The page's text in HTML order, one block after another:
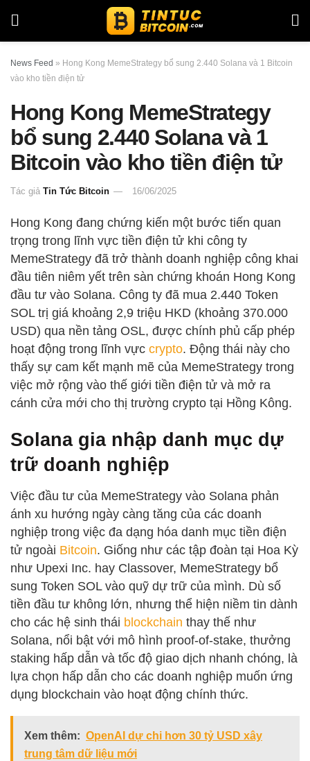
News Feed » Hong Kong MemeStrategy bổ sung 2.440 Solana và 1 Bitcoin
vào kho tiền điện tử
Hong Kong MemeStrategy
bổ sung 2.440 Solana và 1
Bitcoin vào kho tiền điện tử
Tác giả Tin Tức Bitcoin 16/06/2025
Hong Kong đang chứng kiến một bước tiến quan
trọng trong lĩnh vực tiền điện tử khi công ty
MemeStrategy đã trở thành doanh nghiệp công khai
đầu tiên niêm yết trên sàn chứng khoán Hong Kong
đầu tư vào Solana. Công ty đã mua 2.440 Token
SOL trị giá khoảng 2,9 triệu HKD (khoảng 370.000
USD) qua nền tảng OSL, được chính phủ cấp phép
hoạt động trong lĩnh vực crypto. Động thái này cho
thấy sự cam kết mạnh mẽ của MemeStrategy trong
việc mở rộng vào thế giới tiền điện tử và mở ra
cánh cửa mới cho thị trường crypto tại Hồng Kông.
Solana gia nhập danh mục dự
trữ doanh nghiệp
Việc đầu tư của MemeStrategy vào Solana phản
ánh xu hướng ngày càng tăng của các doanh
nghiệp trong việc đa dạng hóa danh mục tiền điện
tử ngoài Bitcoin. Giống như các tập đoàn tại Hoa Kỳ
như Upexi Inc. hay Classover, MemeStrategy bổ
sung Token SOL vào quỹ dự trữ của mình. Dù số
tiền đầu tư không lớn, nhưng thể hiện niềm tin dành
cho các hệ sinh thái blockchain thay thế như
Solana, nổi bật với mô hình proof-of-stake, thưởng
staking hấp dẫn và tốc độ giao dịch nhanh chóng, là
lựa chọn hấp dẫn cho các doanh nghiệp muốn ứng
dụng blockchain vào hoạt động chính thức.
Xem thêm: OpenAI dự chi hơn 30 tỷ USD xây
trung tâm dữ liệu mới